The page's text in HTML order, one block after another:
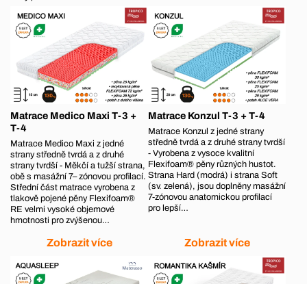
Matrace Medico Maxi T-3 +
T-4
Matrace Medico Maxi z jedné
strany středně tvrdá a z druhé
strany tvrdší - Měkčí a tužší strana,
obě s masážní 7– zónovou profilací.
Střední část matrace vyrobena z
tlakově pojené pěny Flexifoam®
RE velmi vysoké objemové
hmotnosti pro zvýšenou…
Zobrazit více
Matrace Konzul T-3 + T-4
Matrace Konzul z jedné strany
středně tvrdá a z druhé strany tvrdší
- Vyrobena z vysoce kvalitní
Flexifoam® pěny různých hustot.
Strana Hard (modrá) i strana Soft
(sv. zelená), jsou doplněny masážní
7-zónovou anatomickou profilací
pro lepší…
Zobrazit více